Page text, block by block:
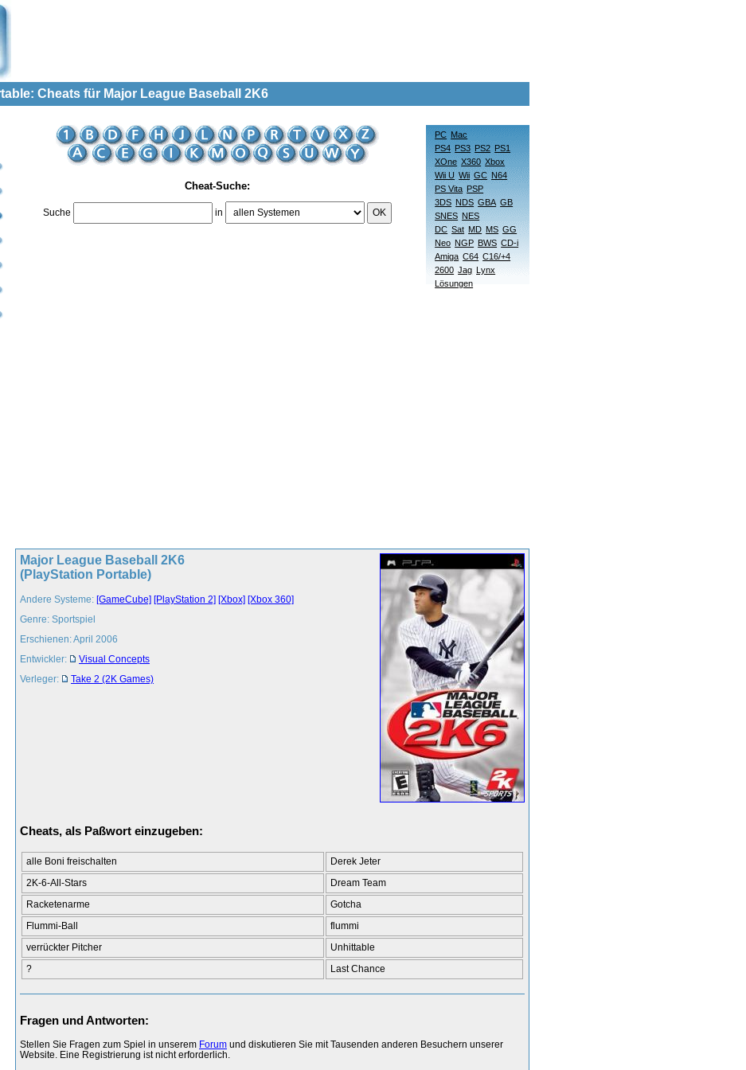
Cheats für Major League Baseball 2K6
Cheat-Suche:
Suche in OK
PC Mac
PS4 PS3 PS2 PS1
XOne X360 Xbox
Wii U Wii GC N64
PS Vita PSP
3DS NDS GBA GB
SNES NES
DC Sat MD MS GG
Neo NGP BWS CD-i
Amiga C64 C16/+4
2600 Jag Lynx
Lösungen
Major League Baseball 2K6
(PlayStation Portable)
Andere Systeme: [GameCube] [PlayStation 2] [Xbox] [Xbox 360]
Genre: Sportspiel
Erschienen: April 2006
Entwickler:
Visual Concepts
Verleger:
Take 2 (2K Games)
Cheats, als Paßwort einzugeben:
alle Boni freischalten
Derek Jeter
2K-6-All-Stars
Dream Team
Racketenarme
Gotcha
Flummi-Ball
flummi
verrückter Pitcher
Unhittable
?
Last Chance
Fragen und Antworten:
Stellen Sie Fragen zum Spiel in unserem Forum und diskutieren Sie mit Tausenden anderen Besuchern unserer
Website. Eine Registrierung ist nicht erforderlich.